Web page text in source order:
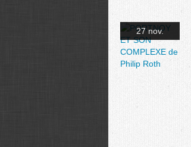
27 nov.